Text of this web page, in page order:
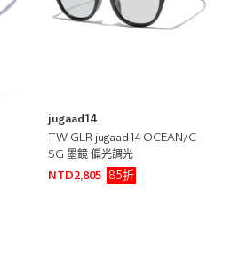
jugaad14
TW GLR jugaad14 OCEAN/C
SG 墨鏡 偏光調光
NTD2,805
85折